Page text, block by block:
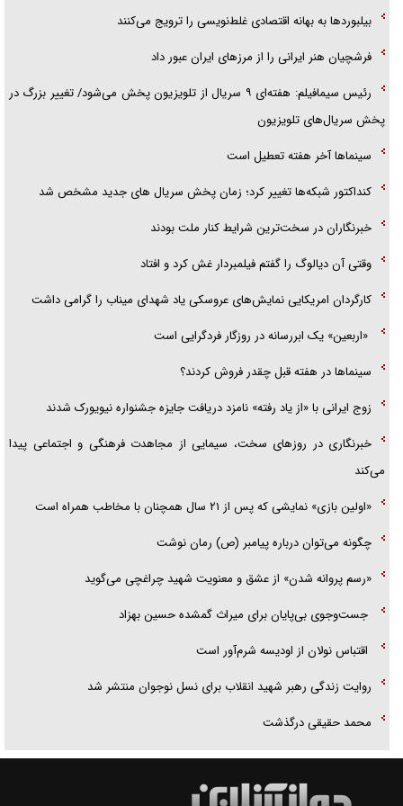
قصه ناتمام سرویس مدارس
آیا مقاومت فلسطین خلع‌سلاح می‌شود؟
بیلبورد‌ها به بهانه اقتصادی غلط‌نویسی را ترویج می‌کنند
فرشچیان هنر ایرانی را از مرز‌های ایران عبور داد
رئیس سیمافیلم: هفته‌ای ۹ سریال از تلویزیون پخش می‌شود/ تغییر بزرگ در
پخش سریال‌های تلویزیون
سینماها آخر هفته تعطیل است
کنداکتور شبکه‌ها تغییر کرد؛ زمان پخش سریال های جدید مشخص شد
خبرنگاران در سخت‌ترین شرایط کنار ملت بودند
وقتی آن دیالوگ را گفتم فیلمبردار غش کرد و افتاد
کارگردان امریکایی نمایش‌های عروسکی یاد شهدای میناب را گرامی داشت
«اربعین» یک ابررسانه در روزگار فردگرایی است
سینما‌ها در هفته قبل چقدر فروش کردند؟
زوج ایرانی با «از یاد رفته» نامزد دریافت جایزه جشنواره نیویورک شدند
خبرنگاری در روزهای سخت، سیمایی از مجاهدت فرهنگی و اجتماعی پیدا
می‌کند
«اولین بازی» نمایشی که پس از ۲۱ سال همچنان با مخاطب همراه است
چگونه می‌توان درباره پیامبر (ص) رمان نوشت
«رسم پروانه شدن» از عشق و معنویت شهید چراغچی می‌گوید
جست‌وجوی بی‌پایان برای میراث گمشده حسین بهزاد
اقتباس نولان از اودیسه شرم‌آور است
روایت زندگی رهبر شهید انقلاب برای نسل نوجوان منتشر شد
محمد حقیقی درگذشت